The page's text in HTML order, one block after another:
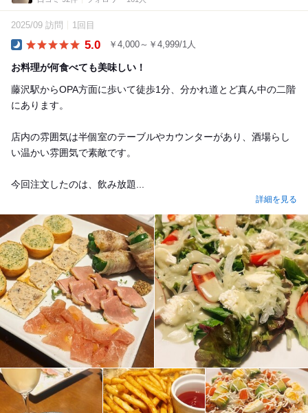
2025/09 訪問 1回目
5.0 ￥4,000～￥4,999/1人
お料理が何食べても美味しい！
藤沢駅からOPA方面に歩いて徒歩1分、分かれ道とど真ん中の二階
にあります。
店内の雰囲気は半個室のテーブルやカウンターがあり、酒場らし
い温かい雰囲気で素敵です。
今回注文したのは、飲み放題...
詳細を見る